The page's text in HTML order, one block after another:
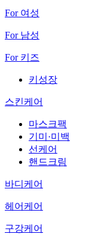
For 여성
For 남성
For 키즈
키성장
스킨케어
마스크팩
기미·미백
선케어
핸드크림
바디케어
헤어케어
구강케어